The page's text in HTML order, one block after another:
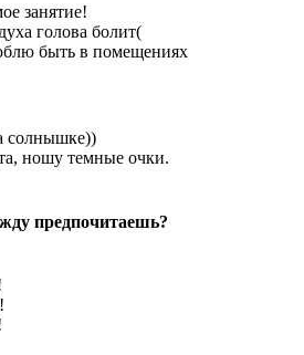
занятие!
голова болит(
быть в помещениях
солнышке))
ношу темные очки.
предпочитаешь?